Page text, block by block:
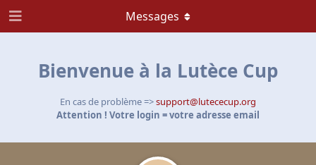
Bienvenue à la Lutèce Cup
En cas de problème =>support@lutececup.org
Attention ! Votre login = votre adresse email
Messages